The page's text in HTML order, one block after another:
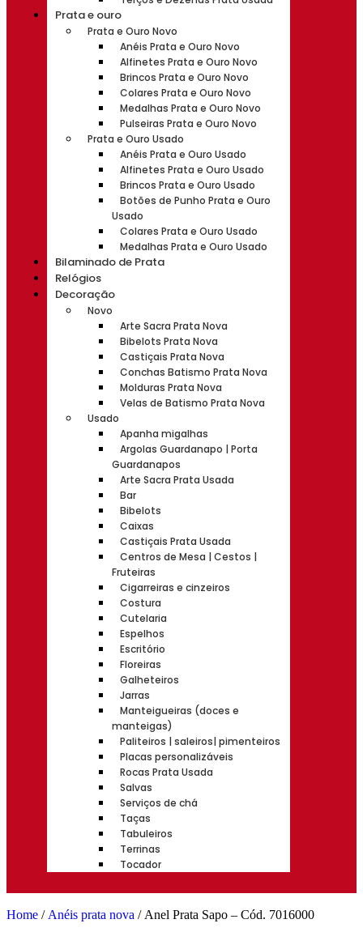
Prata e ouro
Prata e Ouro Novo
Anéis Prata e Ouro Novo
Alfinetes Prata e Ouro Novo
Brincos Prata e Ouro Novo
Colares Prata e Ouro Novo
Medalhas Prata e Ouro Novo
Pulseiras Prata e Ouro Novo
Prata e Ouro Usado
Anéis Prata e Ouro Usado
Alfinetes Prata e Ouro Usado
Brincos Prata e Ouro Usado
Botões de Punho Prata e Ouro
Usado
Colares Prata e Ouro Usado
Medalhas Prata e Ouro Usado
Bilaminado de Prata
Relógios
Decoração
Novo
Arte Sacra Prata Nova
Bibelots Prata Nova
Castiçais Prata Nova
Conchas Batismo Prata Nova
Molduras Prata Nova
Velas de Batismo Prata Nova
Usado
Apanha migalhas
Argolas Guardanapo | Porta
Guardanapos
Arte Sacra Prata Usada
Bar
Bibelots
Caixas
Castiçais Prata Usada
Centros de Mesa | Cestos |
Fruteiras
Cigarreiras e cinzeiros
Costura
Cutelaria
Espelhos
Escritório
Floreiras
Galheteiros
Jarras
Manteigueiras (doces e
manteigas)
Paliteiros | saleiros| pimenteiros
Placas personalizáveis
Rocas Prata Usada
Salvas
Serviços de chá
Taças
Tabuleiros
Terrinas
Tocador
Home / Anéis prata nova / Anel Prata Sapo – Cód. 7016000